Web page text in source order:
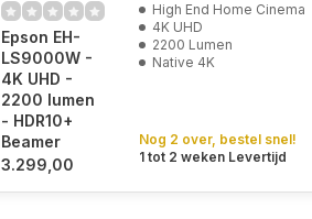
Epson EH-
LS9000W -
4K UHD -
2200 lumen
- HDR10+
Beamer
3.299,00
High End Home Cinema
4K UHD
2200 Lumen
Native 4K
Nog 2 over, bestel snel!
1 tot 2 weken Levertijd